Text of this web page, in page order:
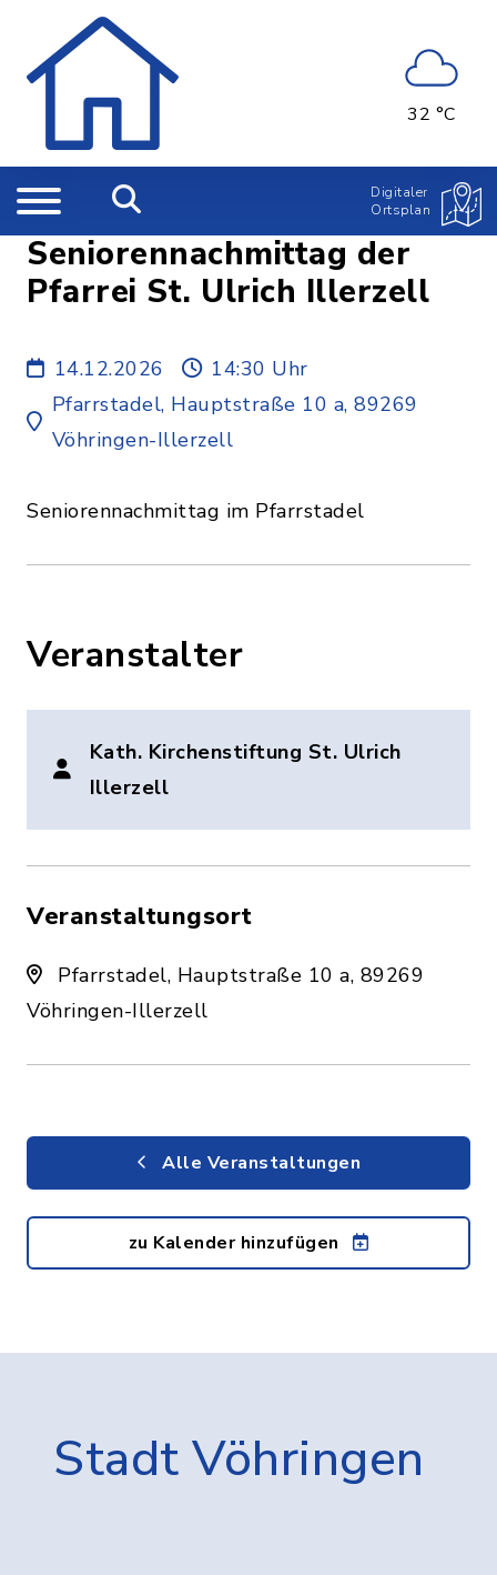
32 °C
Digitaler
Ortsplan
Seniorennachmittag der
Pfarrei St. Ulrich Illerzell
14.12.2026
14:30 Uhr
Pfarrstadel, Hauptstraße 10 a, 89269
Vöhringen-Illerzell
Seniorennachmittag im Pfarrstadel
Veranstalter
Kath. Kirchenstiftung St. Ulrich
Illerzell
Veranstaltungsort
Pfarrstadel, Hauptstraße 10 a, 89269
Vöhringen-Illerzell
Alle Veranstaltungen
zu Kalender hinzufügen
Stadt Vöhringen